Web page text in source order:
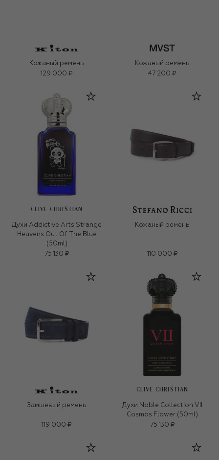
Кожаный ремень
129 000 ₽
Кожаный ремень
47 200 ₽
CLIVE CHRISTIAN
Духи Addictive Arts Strange
Heavens Out Of The Blue
(50ml)
75 130 ₽
Кожаный ремень
110 000 ₽
Замшевый ремень
119 000 ₽
CLIVE CHRISTIAN
Духи Noble Collection VII
Cosmos Flower (50ml)
75 130 ₽